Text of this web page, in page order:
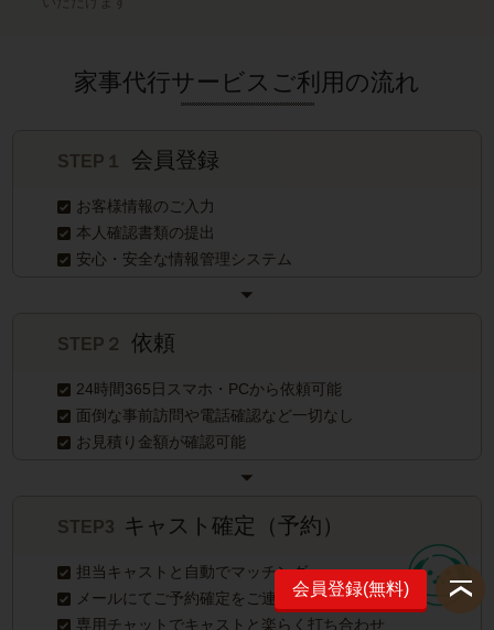
家事代行サービスご利用の流れ
STEP１ 会員登録
お客様情報のご入力
本人確認書類の提出
安心・安全な情報管理システム
STEP２依頼
24時間365日スマホ・PCから依頼可能
面倒な事前訪問や電話確認など一切なし
お見積り金額が確認可能
STEP3 キャスト確定（予約）
担当キャストと自動でマッチング
メールにてご予約確定をご連絡
専用チャットでキャストと楽らく打ち合わせ
会員登録(無料)